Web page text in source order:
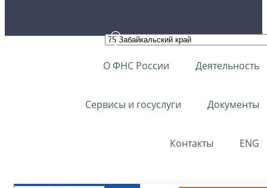
О ФНС России Деятельность
Сервисы и госуслуги Документы
Контакты ENG